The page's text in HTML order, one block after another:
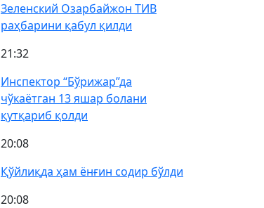
Зеленский Озарбайжон ТИВ
раҳбарини қабул қилди
21:32
Инспектор “Бўрижар”да
чўкаётган 13 яшар болани
қутқариб қолди
20:08
Қўйлиқда ҳам ёнғин содир бўлди
20:08